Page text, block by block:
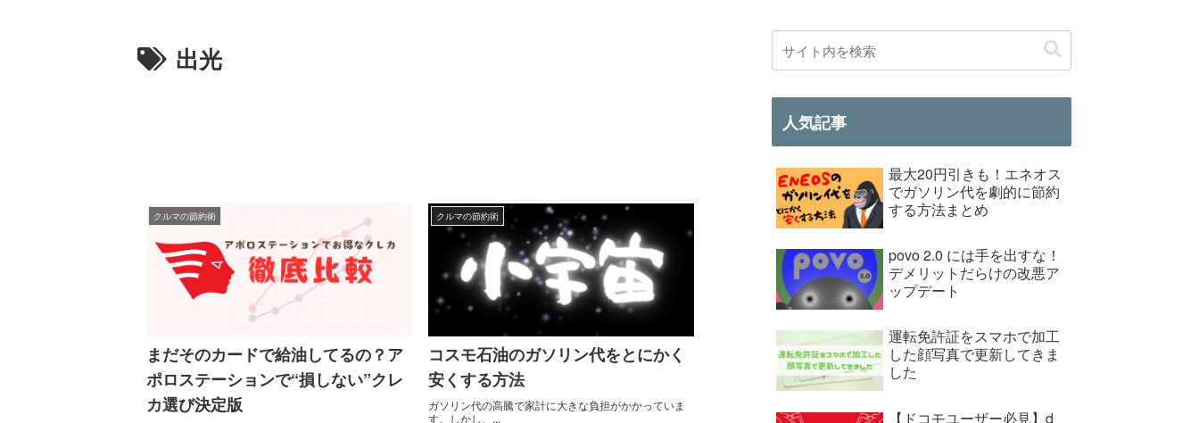
出光
クルマの節約術
まだそのカードで給油してるの？ア
ポロステーションで“損しない”クレ
カ選び決定版
クルマの節約術
コスモ石油のガソリン代をとにかく
安くする方法
ガソリン代の高騰で家計に大きな負担がかかっていま
す。しかし、...
人気記事
最大20円引きも！エネオス
でガソリン代を劇的に節約
する方法まとめ
povo 2.0 には手を出すな！
デメリットだらけの改悪ア
ップデート
運転免許証をスマホで加工
した顔写真で更新してきま
した
【ドコモユーザー必見】d